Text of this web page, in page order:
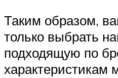
Таким образом,
только выбрать
подходящую по
характеристикам